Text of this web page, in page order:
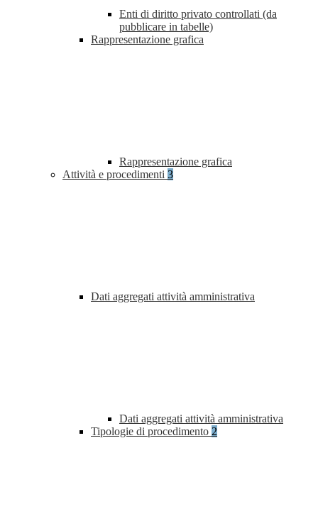
Enti di diritto privato controllati (da
pubblicare in tabelle)
Rappresentazione grafica
Rappresentazione grafica
Attività e procedimenti 3
Dati aggregati attività amministrativa
Dati aggregati attività amministrativa
Tipologie di procedimento 2